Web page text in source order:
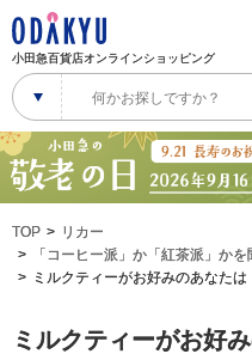
小田急百貨店オンラインショッピング
TOP
リカー
「コーヒー派」か「紅茶派」か
ミルクティーがお好みのあなたは
ミルクティーがお好